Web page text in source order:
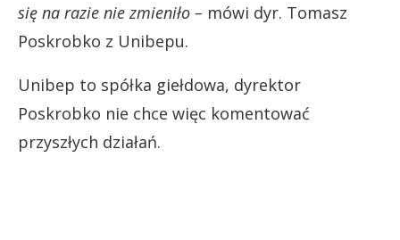
się na razie nie zmieniło – mówi dyr. Tomasz
Poskrobko z Unibepu.
Unibep to spółka giełdowa, dyrektor
Poskrobko nie chce więc komentować
przyszłych działań.